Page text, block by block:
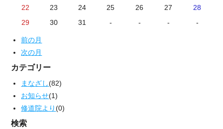
22
23 24 25 26 27
28
29
30 31 - - - -
前の月
次の月
カテゴリー
まなざし(82)
お知らせ(1)
修道院より(0)
検索